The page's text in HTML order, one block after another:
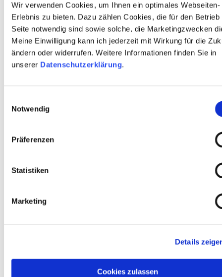
Wir verwenden Cookies, um Ihnen ein optimales Webseiten-
Erlebnis zu bieten. Dazu zählen Cookies, die für den Betrieb
Seite notwendig sind sowie solche, die Marketingzwecken
Meine Einwilligung kann ich jederzeit mit Wirkung für die
ändern oder widerrufen. Weitere Informationen finden Sie in
unserer Datenschutzerklärung.
Notwendig
Präferenzen
Statistiken
Marketing
Details
Cookies zulassen
Termin
Datum wählen:*
Voraussichtliche Anzahl der teilnehmenden
Anmerkungen